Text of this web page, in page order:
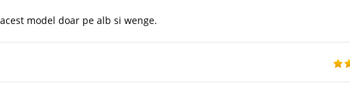
model doar pe alb si wenge.